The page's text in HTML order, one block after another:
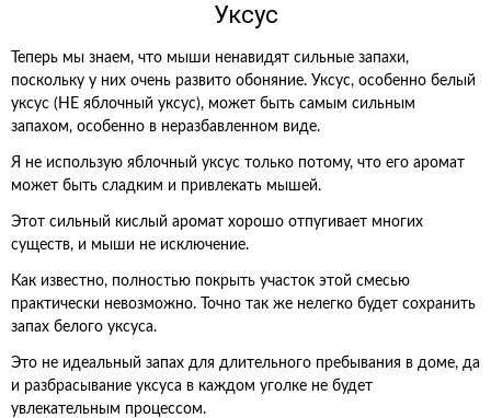
Уксус
Теперь мы знаем, что мыши ненавидят сильные запахи,
поскольку у них очень развито обоняние. Уксус, особенно белый
уксус (НЕ яблочный уксус), может быть самым сильным
запахом, особенно в неразбавленном виде.
Я не использую яблочный уксус только потому, что его аромат
может быть сладким и привлекать мышей.
Этот сильный кислый аромат хорошо отпугивает многих
существ, и мыши не исключение.
Как известно, полностью покрыть участок этой смесью
практически невозможно. Точно так же нелегко будет сохранить
запах белого уксуса.
Это не идеальный запах для длительного пребывания в доме, да
и разбрасывание уксуса в каждом уголке не будет
увлекательным процессом.